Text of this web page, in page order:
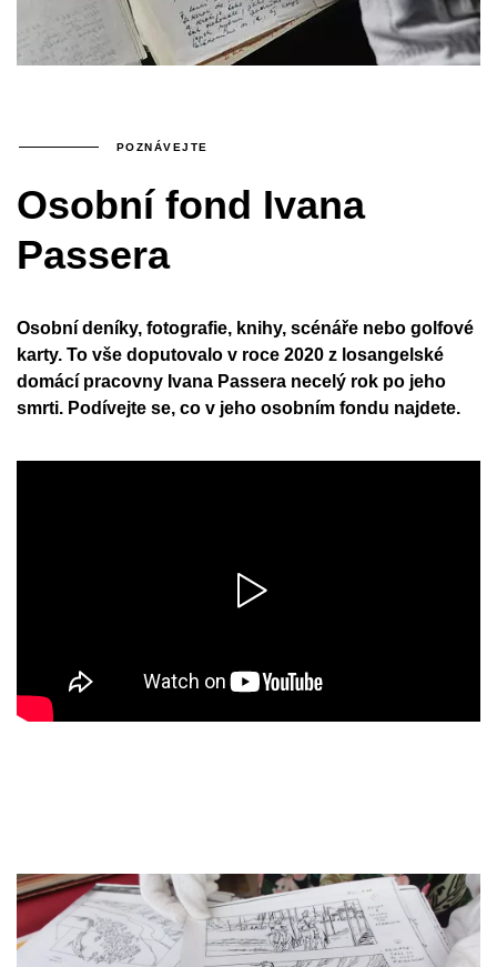
POZNÁVEJTE
Osobní fond Ivana
Passera
Osobní deníky, fotografie, knihy, scénáře nebo golfové
karty. To vše doputovalo v roce 2020 z losangelské
domácí pracovny Ivana Passera necelý rok po jeho
smrti. Podívejte se, co v jeho osobním fondu najdete.